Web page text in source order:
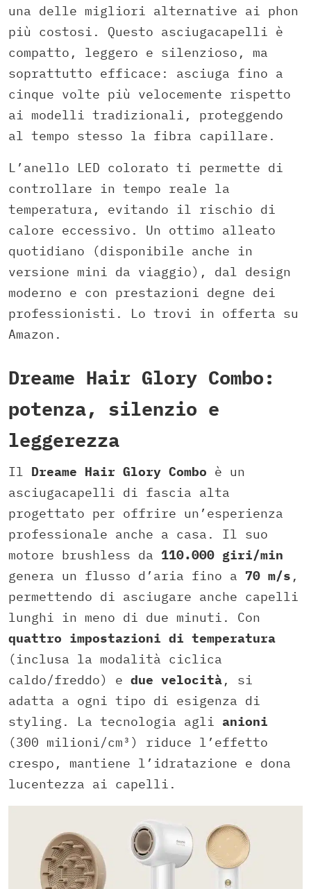
una delle migliori alternative ai phon
più costosi. Questo asciugacapelli è
compatto, leggero e silenzioso, ma
soprattutto efficace: asciuga fino a
cinque volte più velocemente rispetto
ai modelli tradizionali, proteggendo
al tempo stesso la fibra capillare.
L’anello LED colorato ti permette di
controllare in tempo reale la
temperatura, evitando il rischio di
calore eccessivo. Un ottimo alleato
quotidiano (disponibile anche in
versione mini da viaggio), dal design
moderno e con prestazioni degne dei
professionisti. Lo trovi in offerta su
Amazon.
Dreame Hair Glory Combo:
potenza, silenzio e
leggerezza
Il Dreame Hair Glory Combo è un
asciugacapelli di fascia alta
progettato per offrire un’esperienza
professionale anche a casa. Il suo
motore brushless da 110.000 giri/min
genera un flusso d’aria fino a 70 m/s ,
permettendo di asciugare anche capelli
lunghi in meno di due minuti. Con
quattro impostazioni di temperatura
(inclusa la modalità ciclica
caldo/freddo) e due velocità, si
adatta a ogni tipo di esigenza di
styling. La tecnologia agli anioni
(300 milioni/cm³) riduce l’effetto
crespo, mantiene l’idratazione e dona
lucentezza ai capelli.